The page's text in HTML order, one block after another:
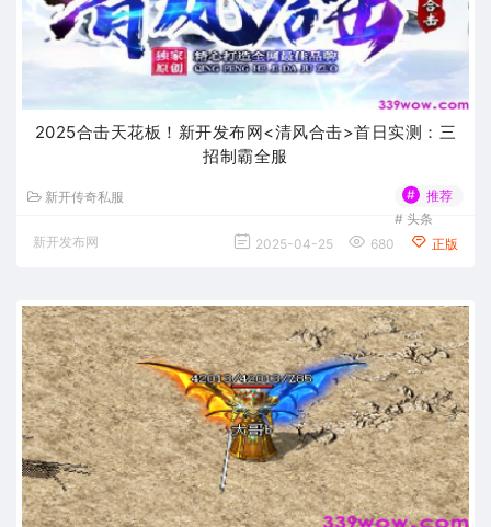
2025合击天花板！新开发布网<清风合击>首日实测：三
招制霸全服
新开传奇私服 #
推荐
# 头条
新开发布网
2025-04-25 680 正版